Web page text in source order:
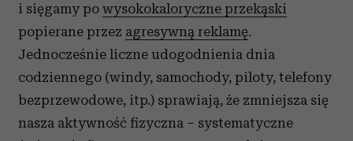
i sięgamy po wysokokaloryczne przekąski
popierane przez agresywną reklamę.
Jednocześnie liczne udogodnienia dnia
codziennego (windy, samochody, piloty, telefony
bezprzewodowe, itp.) sprawiają, że zmniejsza się
nasza aktywność fizyczna – systematyczne